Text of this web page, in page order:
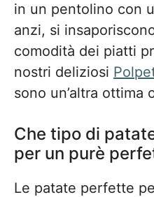
in un pentolino con
anzi, si
comodità dei piatti
nostri deliziosi
sono un’altra ottima
Che tipo di
per un purè
Le patate perfette